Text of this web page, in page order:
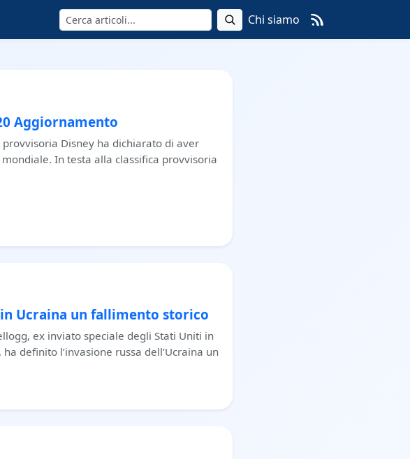
Cerca Chi siamo
Aggiornamento
Disney ha dichiarato di aver
In testa alla classifica provvisoria
Ucraina un fallimento storico
ex inviato speciale degli Stati Uniti in
definito l’invasione russa dell’Ucraina un